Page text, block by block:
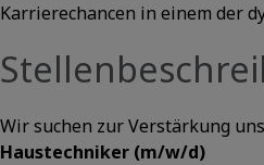
Karrierechancen in einem der
Wir suchen zur Verstärkung
Haustechniker (m/w/d)